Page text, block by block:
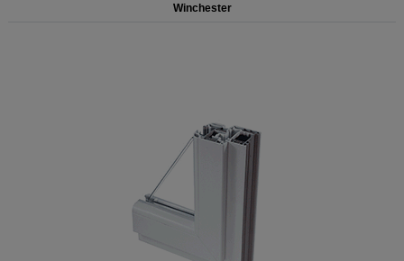
Winchester